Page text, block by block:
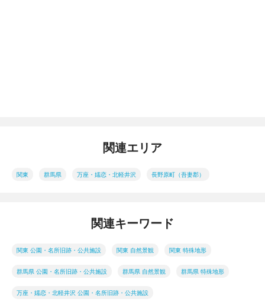
関連エリア
関東 群馬県 万座・嬬恋・北軽井沢 長野原町（吾妻郡）
関連キーワード
関東 公園・名所旧跡・公共施設 関東 自然景観 関東 特殊地形
群馬県 公園・名所旧跡・公共施設 群馬県 自然景観 群馬県 特殊地形
万座・嬬恋・北軽井沢 公園・名所旧跡・公共施設